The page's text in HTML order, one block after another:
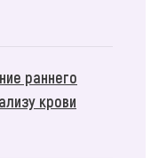
раннего
крови